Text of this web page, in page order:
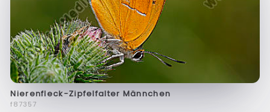
Nierenfleck-Zipfelfalter Männchen
f87357